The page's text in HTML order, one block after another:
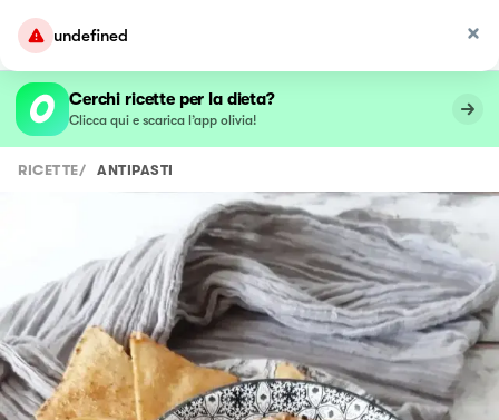
undefined
Cerchi ricette per la dieta?
Clicca qui e scarica l’app olivia!
RICETTE/ ANTIPASTI